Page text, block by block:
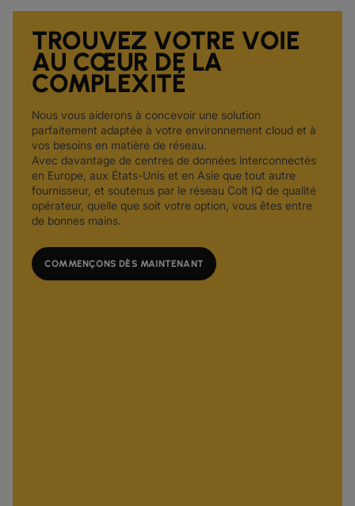
TROUVEZ VOTRE VOIE
AU CŒUR DE LA
COMPLEXITÉ
Nous vous aiderons à concevoir une solution
parfaitement adaptée à votre environnement cloud et à
vos besoins en matière de réseau.
Avec davantage de centres de données interconnectés
en Europe, aux États-Unis et en Asie que tout autre
fournisseur, et soutenus par le réseau Colt IQ de qualité
opérateur, quelle que soit votre option, vous êtes entre
de bonnes mains.
COMMENÇONS DÈS MAINTENANT